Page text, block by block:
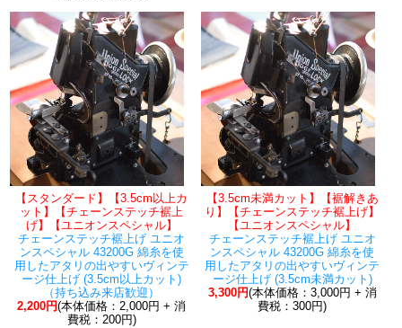
【スタンダード】【3.5cm以上カ
ット】【チェーンステッチ裾上
げ】【ユニオンスペシャル】
チェーンステッチ裾上げ ユニオ
ンスペシャル 43200G 綿糸を使
用したアタリの出やすいヴィンテ
ージ仕上げ (3.5cm以上カット)
（持ち込み来店歓迎）
2,200円(本体価格：2,000円 + 消
費税：200円)
【3.5cm未満カット】【裾解きあ
り】【チェーンステッチ裾上げ】
【ユニオンスペシャル】
チェーンステッチ裾上げ ユニオ
ンスペシャル 43200G 綿糸を使
用したアタリの出やすいヴィンテ
ージ仕上げ (3.5cm未満カット)
3,300円(本体価格：3,000円 + 消
費税：300円)